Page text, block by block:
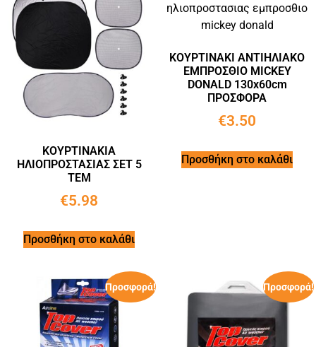
ΚΟΥΡΤΙΝΑΚΙΑ
ΗΛΙΟΠΡΟΣΤΑΣΙΑΣ ΣΕΤ 5
ΤΕΜ
€5.98
Προσθήκη στο καλάθι
ΚΟΥΡΤΙΝΑΚΙ ΑΝΤΙΗΛΙΑΚΟ
ΕΜΠΡΟΣΘΙΟ MICKEY
DONALD 130x60cm
ΠΡΟΣΦΟΡΑ
€3.50
Προσθήκη στο καλάθι
Προσφορά! Προσφορά!